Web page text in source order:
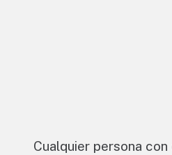
Cualquier persona